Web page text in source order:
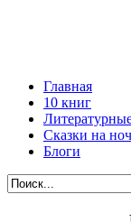
Главная
10 книг
Сказки на
Блоги